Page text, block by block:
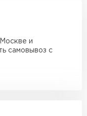
и
самовывоз с